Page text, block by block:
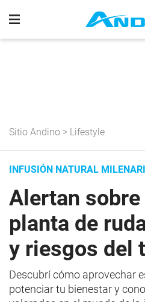
Sitio Andino > Lifestyle
INFUSIÓN NATURAL
Alertan
planta de
y riesgos del
Descubrí cómo aprovechar
potenciar tu bienestar y